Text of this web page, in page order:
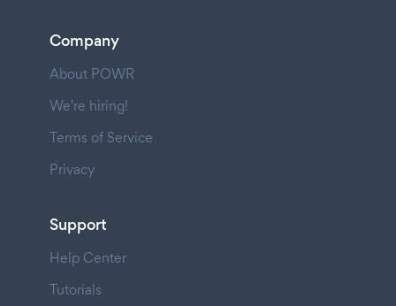
Company
About POWR
We're hiring!
Terms of Service
Privacy
Support
Help Center
Tutorials